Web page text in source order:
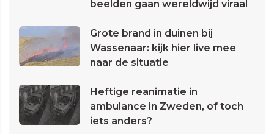
beelden gaan wereldwijd viraal
Grote brand in duinen bij
Wassenaar: kijk hier live mee
naar de situatie
Heftige reanimatie in
ambulance in Zweden, of toch
iets anders?